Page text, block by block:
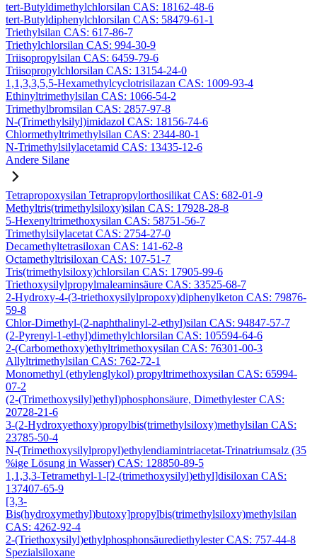
tert-Butyldimethylchlorsilan CAS: 18162-48-6
tert-Butyldiphenylchlorsilan CAS: 58479-61-1
Triethylsilan CAS: 617-86-7
Triethylchlorsilan CAS: 994-30-9
Triisopropylsilan CAS: 6459-79-6
Triisopropylchlorsilan CAS: 13154-24-0
1,1,3,3,5,5-Hexamethylcyclotrisilazan CAS: 1009-93-4
Ethinyltrimethylsilan CAS: 1066-54-2
Trimethylbromsilan CAS: 2857-97-8
N-(Trimethylsilyl)imidazol CAS: 18156-74-6
Chlormethyltrimethylsilan CAS: 2344-80-1
N-Trimethylsilylacetamid CAS: 13435-12-6
Andere Silane
Tetrapropoxysilan Tetrapropylorthosilikat CAS: 682-01-9
Methyltris(trimethylsiloxy)silan CAS: 17928-28-8
5-Hexenyltrimethoxysilan CAS: 58751-56-7
Trimethylsilylacetat CAS: 2754-27-0
Decamethyltetrasiloxan CAS: 141-62-8
Octamethyltrisiloxan CAS: 107-51-7
Tris(trimethylsiloxy)chlorsilan CAS: 17905-99-6
Triethoxysilylpropylmaleaminsäure CAS: 33525-68-7
2-Hydroxy-4-(3-triethoxysilylpropoxy)diphenylketon CAS: 79876-
59-8
Chlor-Dimethyl-(2-naphthalinyl-2-ethyl)silan CAS: 94847-57-7
(2-Pyrenyl-1-ethyl)dimethylchlorsilan CAS: 105594-64-6
2-(Carbomethoxy)ethyltrimethoxysilan CAS: 76301-00-3
Allyltrimethylsilan CAS: 762-72-1
Monomethyl (ethylenglykol) propyltrimethoxysilan CAS: 65994-
07-2
(2-(Trimethoxysilyl)ethyl)phosphonsäure, Dimethylester CAS:
20728-21-6
3-(2-Hydroxyethoxy)propylbis(trimethylsiloxy)methylsilan CAS:
23785-50-4
N-(Trimethoxysilylpropyl)ethylendiamintriacetat-Trinatriumsalz (35
%ige Lösung in Wasser) CAS: 128850-89-5
1,1,3,3-Tetramethyl-1-[2-(trimethoxysilyl)ethyl]disiloxan CAS:
137407-65-9
[3,3-
Bis(hydroxymethyl)butoxy]propylbis(trimethylsiloxy)methylsilan
CAS: 4262-92-4
2-(Triethoxysilyl)ethylphosphonsäurediethylester CAS: 757-44-8
Spezialsiloxane